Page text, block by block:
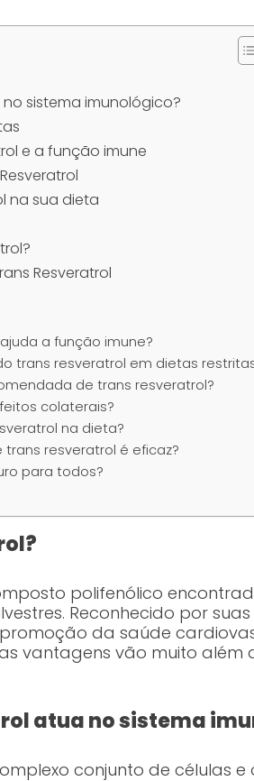
sistema imunológico?
e a função imune
na sua dieta
Resveratrol
a função imune?
trans resveratrol em dietas
de trans resveratrol?
colaterais?
na dieta?
resveratrol é eficaz?
para todos?
polifenólico
Reconhecido por
da saúde
vantagens vão muito
atua no sistema
conjunto de células